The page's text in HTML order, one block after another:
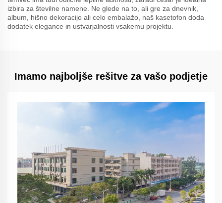
izbira za številne namene. Ne glede na to, ali gre za dnevnik,
album, hišno dekoracijo ali celo embalažo, naš kasetofon doda
dodatek elegance in ustvarjalnosti vsakemu projektu.
Imamo najboljše rešitve za vašo podjetje